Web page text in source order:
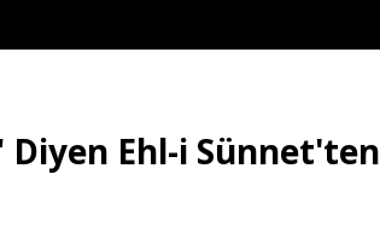
Ehl-i Sünnet'ten